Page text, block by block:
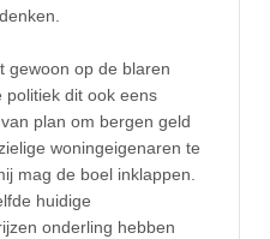
gewoon op de blaren
politiek dit ook eens
plan om bergen geld
woningeigenaren te
mag de boel inklappen.
huidige
onderling hebben